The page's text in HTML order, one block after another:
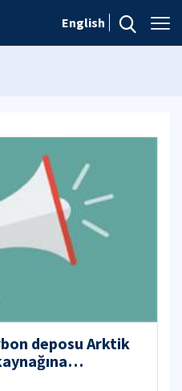
English
deposu Arktik